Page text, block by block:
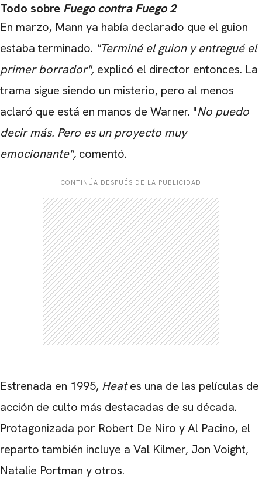
Todo sobre Fuego contra Fuego 2
En marzo, Mann ya había declarado que el guion
estaba terminado. "Terminé el guion y entregué el
primer borrador", explicó el director entonces. La
trama sigue siendo un misterio, pero al menos
aclaró que está en manos de Warner. "No puedo
decir más. Pero es un proyecto muy
emocionante", comentó.
CONTINÚA DESPUÉS DE LA PUBLICIDAD
Estrenada en 1995, Heates una de las películas de
acción de culto más destacadas de su década.
Protagonizada por Robert De Niro y Al Pacino, el
reparto también incluye a Val Kilmer, Jon Voight,
Natalie Portman y otros.